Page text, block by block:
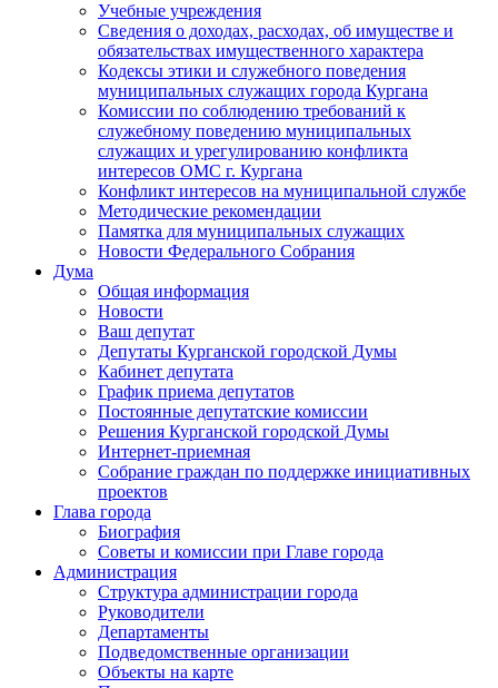
Учебные учреждения
Сведения о доходах, расходах, об имуществе и
обязательствах имущественного характера
Кодексы этики и служебного поведения
муниципальных служащих города Кургана
Комиссии по соблюдению требований к
служебному поведению муниципальных
служащих и урегулированию конфликта
интересов ОМС г. Кургана
Конфликт интересов на муниципальной службе
Методические рекомендации
Памятка для муниципальных служащих
Новости Федерального Cобрания
Дума
Общая информация
Новости
Ваш депутат
Депутаты Курганской городской Думы
Кабинет депутата
График приема депутатов
Постоянные депутатские комиссии
Решения Курганской городской Думы
Интернет-приемная
Собрание граждан по поддержке инициативных
проектов
Глава города
Биография
Советы и комиссии при Главе города
Администрация
Структура администрации города
Руководители
Департаменты
Подведомственные организации
Объекты на карте